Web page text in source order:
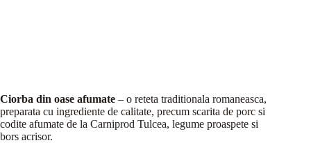
Ciorba din oase afumate – o reteta traditionala romaneasca,
preparata cu ingrediente de calitate, precum scarita de porc si
codite afumate de la Carniprod Tulcea, legume proaspete si
bors acrisor.